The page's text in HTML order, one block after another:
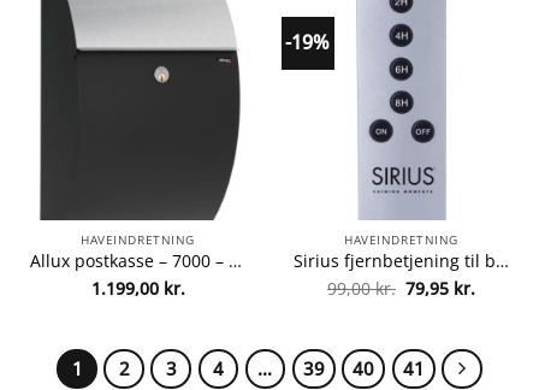
HAVEINDRETNING
Allux postkasse – 7000 – Sort/stål fra Allux 5701701474736
1.199,00 kr.
-19%
HAVEINDRETNING
Sirius fjernbetjening til belysning fra sirius 5707310100004
99,00kr. Den
oprindelige
99,00 kr..
79,95 kr.Den
aktuelle
79,95
1 2 3 4 … 39 40 41